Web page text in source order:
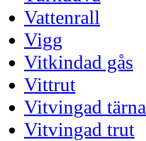
Vattenrall
Vigg
Vitkindad gås
Vittrut
Vitvingad tärna
Vitvingad trut